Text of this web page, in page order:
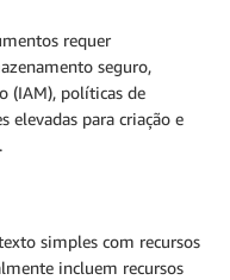
requer
seguro,
(IAM), políticas de
elevadas para criação e
simples com recursos
incluem recursos